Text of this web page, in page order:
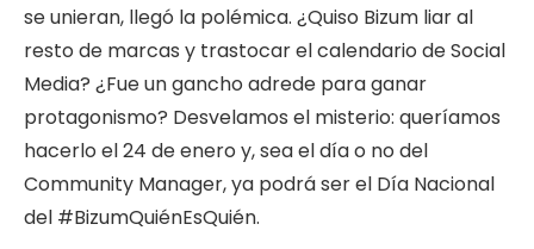
se unieran, llegó la polémica. ¿Quiso Bizum liar al
resto de marcas y trastocar el calendario de Social
Media? ¿Fue un gancho adrede para ganar
protagonismo? Desvelamos el misterio: queríamos
hacerlo el 24 de enero y, sea el día o no del
Community Manager, ya podrá ser el Día Nacional
del #BizumQuiénEsQuién.